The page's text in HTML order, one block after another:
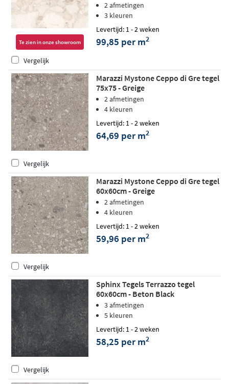
Te zien in onze showroom
2 afmetingen
3 kleuren
Levertijd: 1 - 2 weken
99,85 per m2
Vergelijk
Marazzi Mystone Ceppo di Gre tegel
75x75 - Greige
2 afmetingen
4 kleuren
Levertijd: 1 - 2 weken
64,69 per m2
Vergelijk
Marazzi Mystone Ceppo di Gre tegel
60x60cm - Greige
2 afmetingen
4 kleuren
Levertijd: 1 - 2 weken
59,96 per m2
Vergelijk
Sphinx Tegels Terrazzo tegel
60x60cm - Beton Black
3 afmetingen
5 kleuren
Levertijd: 1 - 2 weken
58,25 per m2
Vergelijk